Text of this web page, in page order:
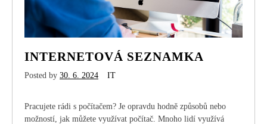
INTERNETOVÁ SEZNAMKA
Posted by 30. 6. 2024 IT
Pracujete rádi s počítačem? Je opravdu hodně způsobů nebo
možností, jak můžete využívat počítač. Mnoho lidí využívá